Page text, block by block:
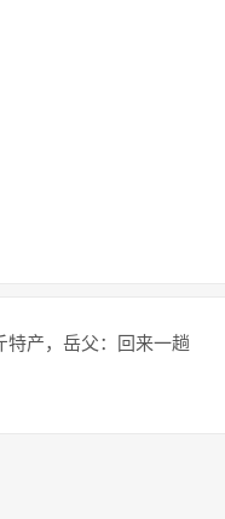
特产，岳父：回来一趟